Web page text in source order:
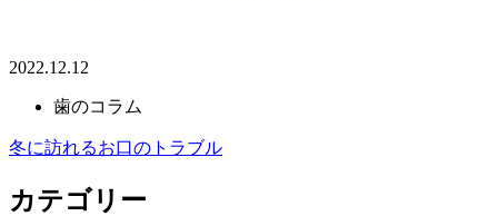
2022.12.12
歯のコラム
冬に訪れるお口のトラブル
カテゴリー